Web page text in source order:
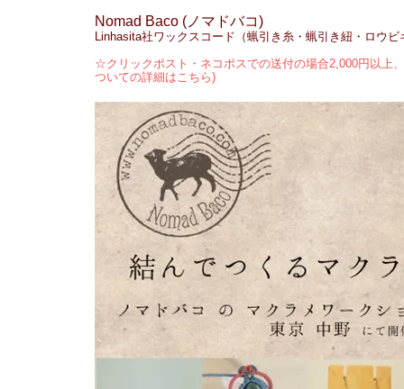
Nomad Baco (ノマドバコ)
Linhasita社ワックスコード（蝋引き糸・蝋引き紐・ロウ
☆クリックポスト・ネコポスでの送付の場合2,000円以上
ついての詳細はこちら)